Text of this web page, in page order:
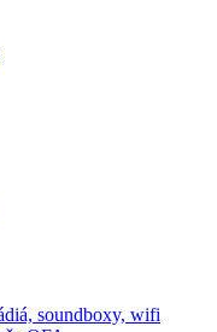
soundboxy, wifi